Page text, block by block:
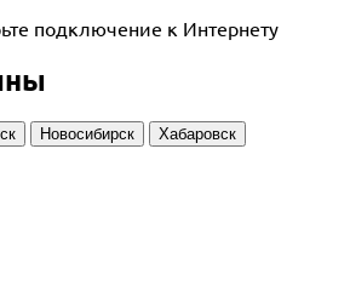
подключение к Интернету
Новосибирск
Хабаровск